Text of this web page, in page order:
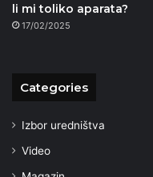
li mi toliko aparata?
17/02/2025
Categories
Izbor uredništva
Video